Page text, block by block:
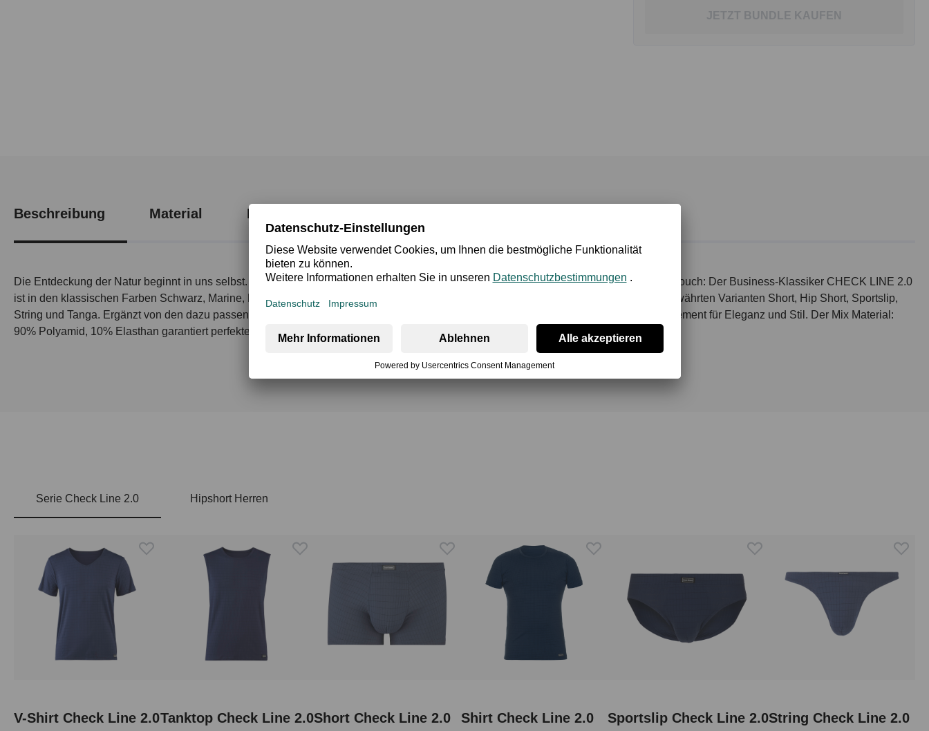
JETZT BUNDLE KAUFEN
Beschreibung Material Produktsicherheit
Die Entdeckung der Natur beginnt in uns selbst. Deshalb liegt unser Fokus auf natürlichen Farben mit einem aktiven und dynamischen Touch: Der Business-Klassiker CHECK LINE 2.0
ist in den klassischen Farben Schwarz, Marine, Rot und Weiß vertreten. Für spannende Abwechslung im Wäscheschrank sorgen die bewährten Varianten Short, Hip Short, Sportslip,
String und Tanga. Ergänzt von den dazu passenden Oberteilen Rundhalsshirt, Tanktop und V-Shirt wird CHECK LINE 2.0 zu einem Statement für Eleganz und Stil. Der Mix Material:
90% Polyamid, 10% Elasthan garantiert perfekte Passform und höchsten Tragekomfort.
Serie Check Line 2.0 Hipshort Herren
V-Shirt Check Line 2.0Tanktop Check Line 2.0Short Check Line 2.0 Shirt Check Line 2.0 Sportslip Check Line 2.0String Check Line 2.0